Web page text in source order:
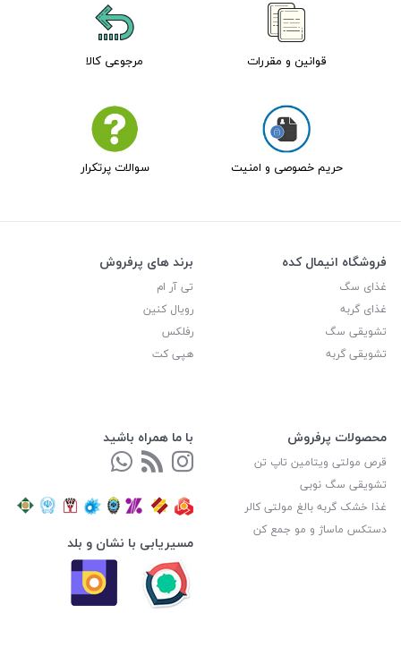
قوانین و مقررات مرجوعی کالا
حریم خصوصی و امنیت سوالات پرتکرار
فروشگاه انیمال کده
غذای سگ
غذای گربه
تشویقی سگ
تشویقی گربه
برند های پرفروش
تی آر ام
رویال کنین
رفلکس
هپی کت
محصولات پرفروش
قرص مولتی ویتامین تاپ تن
تشویقی سگ نوبی
غذا خشک گربه بالغ مولتی کالر
دستکس ماساژ و مو جمع کن
با ما همراه باشید
مسیریابی با نشان و بلد